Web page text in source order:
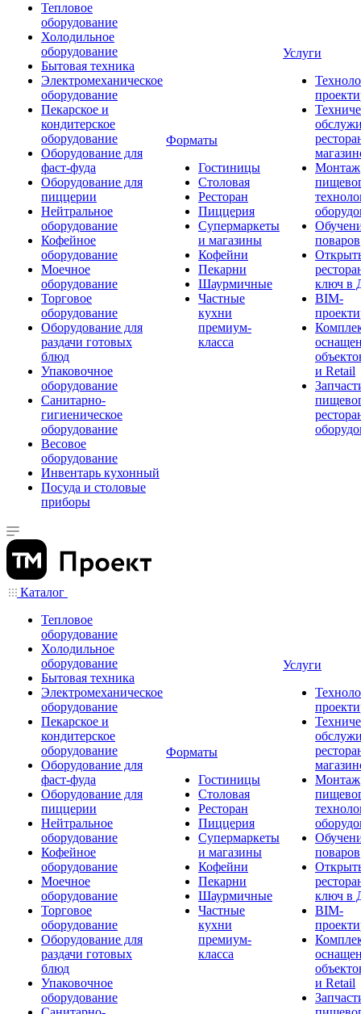
Тепловое
оборудование
Холодильное
оборудование
Бытовая техника
Электромеханическое
оборудование
Пекарское и
кондитерское
оборудование
Оборудование для
фаст-фуда
Оборудование для
пиццерии
Нейтральное
оборудование
Кофейное
оборудование
Моечное
оборудование
Торговое
оборудование
Оборудование для
раздачи готовых
блюд
Упаковочное
оборудование
Санитарно-
гигиеническое
оборудование
Весовое
оборудование
Инвентарь кухонный
Посуда и столовые
приборы
Форматы
Гостиницы
Столовая
Ресторан
Пиццерия
Супермаркеты
и магазины
Кофейни
Пекарни
Шаурмичные
Частные
кухни
премиум-
класса
Услуги
Монтаж
поваров
ключ в
BIM-
и Retail
Каталог
Тепловое
оборудование
Холодильное
оборудование
Бытовая техника
Электромеханическое
оборудование
Пекарское и
кондитерское
оборудование
Оборудование для
фаст-фуда
Оборудование для
пиццерии
Нейтральное
оборудование
Кофейное
оборудование
Моечное
оборудование
Торговое
оборудование
Оборудование для
раздачи готовых
блюд
Упаковочное
оборудование
Форматы
Гостиницы
Столовая
Ресторан
Пиццерия
Супермаркеты
и магазины
Кофейни
Пекарни
Шаурмичные
Частные
кухни
премиум-
класса
Услуги
Монтаж
поваров
ключ в
BIM-
и Retail